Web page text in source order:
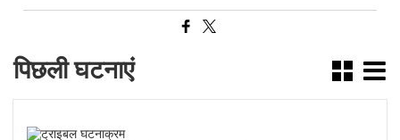
पिछली घटनाएं